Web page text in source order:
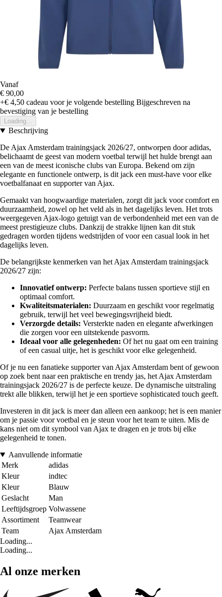
Vanaf
€ 90,00
+€ 4,50 cadeau voor je volgende bestelling Bijgeschreven na
bevestiging van je bestelling
Loading...
Beschrijving
De Ajax Amsterdam trainingsjack 2026/27, ontworpen door adidas,
belichaamt de geest van modern voetbal terwijl het hulde brengt aan
een van de meest iconische clubs van Europa. Bekend om zijn
elegante en functionele ontwerp, is dit jack een must-have voor elke
voetbalfanaat en supporter van Ajax.
Gemaakt van hoogwaardige materialen, zorgt dit jack voor comfort en
duurzaamheid, zowel op het veld als in het dagelijks leven. Het trots
weergegeven Ajax-logo getuigt van de verbondenheid met een van de
meest prestigieuze clubs. Dankzij de strakke lijnen kan dit stuk
gedragen worden tijdens wedstrijden of voor een casual look in het
dagelijks leven.
De belangrijkste kenmerken van het Ajax Amsterdam trainingsjack
2026/27 zijn:
Innovatief ontwerp: Perfecte balans tussen sportieve stijl en
optimaal comfort.
Kwaliteitsmaterialen: Duurzaam en geschikt voor regelmatig
gebruik, terwijl het veel bewegingsvrijheid biedt.
Verzorgde details: Versterkte naden en elegante afwerkingen
die zorgen voor een uitstekende pasvorm.
Ideaal voor alle gelegenheden: Of het nu gaat om een training
of een casual uitje, het is geschikt voor elke gelegenheid.
Of je nu een fanatieke supporter van Ajax Amsterdam bent of gewoon
op zoek bent naar een praktische en trendy jas, het Ajax Amsterdam
trainingsjack 2026/27 is de perfecte keuze. De dynamische uitstraling
trekt alle blikken, terwijl het je een sportieve sophisticated touch geeft.
Investeren in dit jack is meer dan alleen een aankoop; het is een manier
om je passie voor voetbal en je steun voor het team te uiten. Mis de
kans niet om dit symbool van Ajax te dragen en je trots bij elke
gelegenheid te tonen.
Aanvullende informatie
Merk
adidas
Kleur
indtec
Kleur
Blauw
Geslacht
Man
Leeftijdsgroep Volwassene
Assortiment
Teamwear
Team
Ajax Amsterdam
Loading...
Loading...
Al onze merken